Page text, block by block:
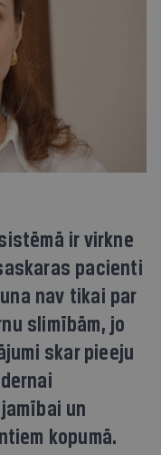
ir virkne
pacienti
nav tikai par
slimībām, jo
skar pieeju
un
kopumā.